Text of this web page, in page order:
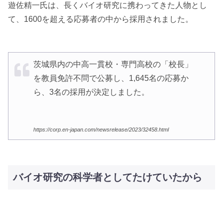
遊佐精一氏は、長くバイオ研究に携わってきた人物とし
て、1600を超える応募者の中から採用されました。
茨城県内の中高一貫校・専門高校の「校長」
を教員免許不問で公募し、1,645名の応募か
ら、3名の採用が決定しました。
https://corp.en-japan.com/newsrelease/2023/32458.html
バイオ研究の科学者としてたけていたから